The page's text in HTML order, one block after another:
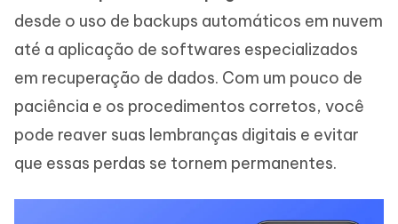
desde o uso de backups automáticos em nuvem
até a aplicação de softwares especializados
em recuperação de dados. Com um pouco de
paciência e os procedimentos corretos, você
pode reaver suas lembranças digitais e evitar
que essas perdas se tornem permanentes.